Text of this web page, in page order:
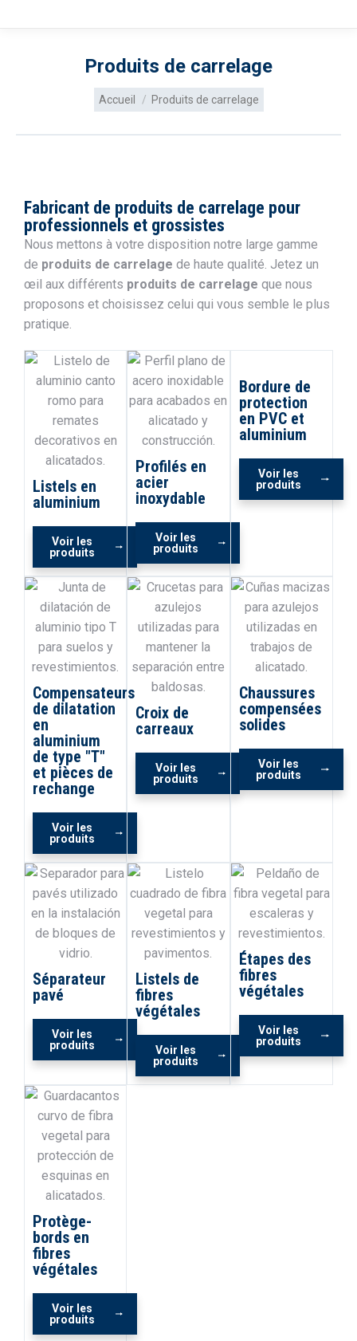
Produits de carrelage
Vous êtes ici :
Accueil Produits de carrelage
Fabricant de produits de carrelage pour
professionnels et grossistes
Nous mettons à votre disposition notre large gamme
de produits de carrelage de haute qualité. Jetez un
œil aux différents produits de carrelage que nous
proposons et choisissez celui qui vous semble le plus
pratique.
Listels en
aluminium
Voir les
produits
Profilés en
acier
inoxydable
Voir les
produits
Bordure de
protection
en PVC et
aluminium
Voir les
produits
Compensateurs
de dilatation
en
aluminium
de type "T"
et pièces de
rechange
Voir les
produits
Croix de
carreaux
Voir les
produits
Chaussures
compensées
solides
Voir les
produits
Séparateur
pavé
Voir les
produits
Listels de
fibres
végétales
Voir les
produits
Étapes des
fibres
végétales
Voir les
produits
Protège-
bords en
fibres
végétales
Voir les
produits